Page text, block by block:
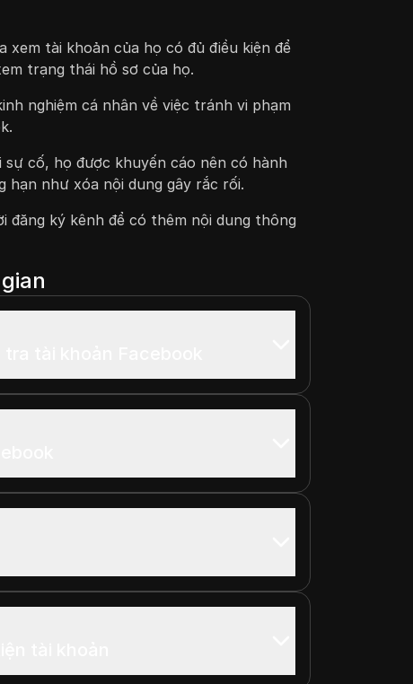
xem tài khoản của họ có đủ điều kiện để
trạng thái hồ sơ của họ.
nghiệm cá nhân về việc tránh vi phạm
sự cố, họ được khuyến cáo nên có hành
hạn như xóa nội dung gây rắc rối.
đăng ký kênh để có thêm nội dung thông